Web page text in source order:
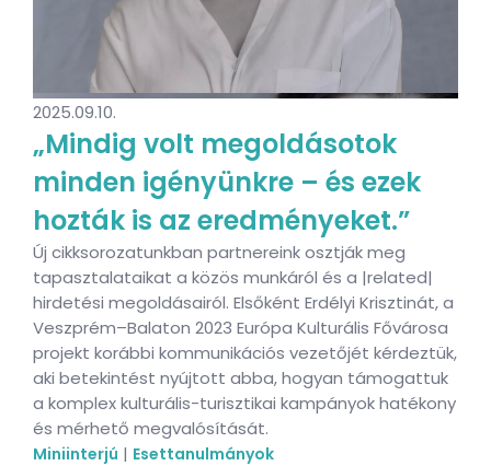
2025.09.10.
„Mindig volt megoldásotok
minden igényünkre – és ezek
hozták is az eredményeket.”
Új cikksorozatunkban partnereink osztják meg
tapasztalataikat a közös munkáról és a |related|
hirdetési megoldásairól. Elsőként Erdélyi Krisztinát, a
Veszprém–Balaton 2023 Európa Kulturális Fővárosa
projekt korábbi kommunikációs vezetőjét kérdeztük,
aki betekintést nyújtott abba, hogyan támogattuk
a komplex kulturális-turisztikai kampányok hatékony
és mérhető megvalósítását.
Miniinterjú | Esettanulmányok